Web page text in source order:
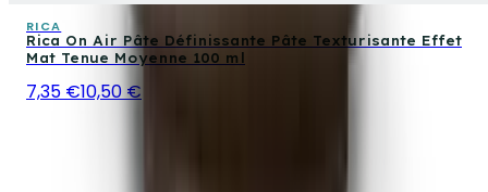
RICA
Rica On Air Pâte Définissante Pâte Texturisante Effet
Mat Tenue Moyenne 100 ml
7,35 €10,50 €